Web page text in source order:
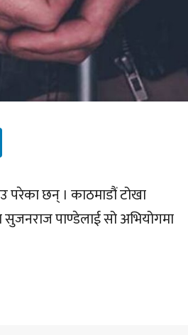
परेका छन् । काठमाडौं टोखा
पाण्डेलाई सो अभियोगमा